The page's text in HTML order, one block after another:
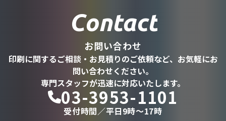
Contact
お問い合わせ
印刷に関するご相談・お見積りのご依頼など、お気軽にお
問い合わせください。
専門スタッフが迅速に対応いたします。
03-3953-1101
受付時間／平日9時〜17時